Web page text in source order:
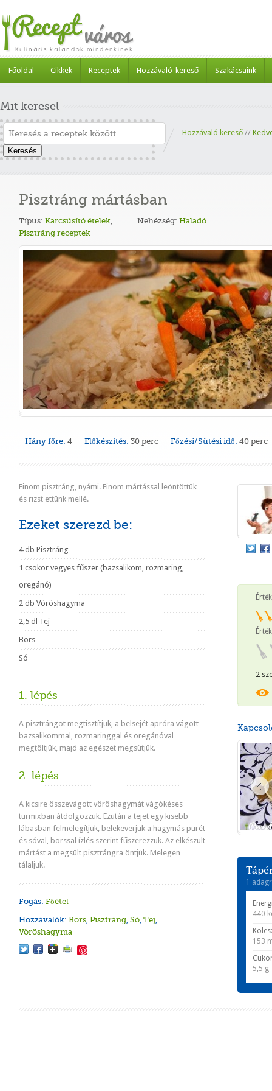
Főoldal Cikkek Receptek Hozzávaló-kereső Szakácsaink
Mit keresel
Keresés
Hozzávaló kereső //
Pisztráng mártásban
Típus: Karcsúsító ételek,
Pisztráng receptek
Nehézség: Haladó
Hány főre: 4 Előkészítés: 30 perc Főzési/Sütési idő: 40 perc
Finom pisztráng, nyámi. Finom mártással leöntöttük
és rizst ettünk mellé.
Ezeket szerezd be:
4 db Pisztráng
1 csokor vegyes fűszer (bazsalikom, rozmaring,
oregánó)
2 db Vöröshagyma
2,5 dl Tej
Bors
Só
1. lépés
A pisztrángot megtisztítjuk, a belsejét apróra vágott
bazsalikommal, rozmaringgal és oregánóval
megtöltjük, majd az egészet megsütjük.
2. lépés
A kicsire összevágott vöröshagymát vágókéses
turmixban átdolgozzuk. Ezután a tejet egy kisebb
lábasban felmelegítjük, belekeverjük a hagymás pürét
és sóval, borssal ízlés szerint fűszerezzük. Az elkészült
mártást a megsült pisztrángra öntjük. Melegen
tálaljuk.
Fogás: Főétel
Hozzávalók: Bors, Pisztráng, Só, Tej,
Vöröshagyma
2
1
440
153
5,5 g